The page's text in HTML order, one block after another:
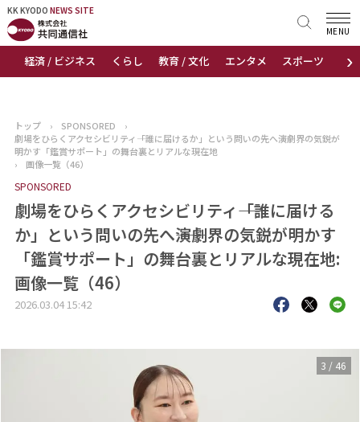
KK KYODO NEWS SITE
›
経済 / ビジネス くらし 教育 / 文化 エンタメ スポーツ 地域
MENU
KK KYODONEWS SITE
トップページ
ニュース
おすすめコンテンツ
出版物
会社概要
トップ › SPONSORED
›
劇場をひらくアクセシビリティ――「誰に届けるか」という問いの先へ――演劇界の気鋭が
明かす「鑑賞サポート」の舞台裏とリアルな現在地
›
画像一覧（46）
SPONSORED
劇場をひらくアクセシビリティ――「誰に届ける
か」という問いの先へ――演劇界の気鋭が明かす
「鑑賞サポート」の舞台裏とリアルな現在地:
画像一覧（46）
2026.03.04 15:42
3 / 46